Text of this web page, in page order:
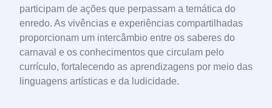
participam de ações que perpassam a temática do
enredo. As vivências e experiências compartilhadas
proporcionam um intercâmbio entre os saberes do
carnaval e os conhecimentos que circulam pelo
currículo, fortalecendo as aprendizagens por meio das
linguagens artísticas e da ludicidade.